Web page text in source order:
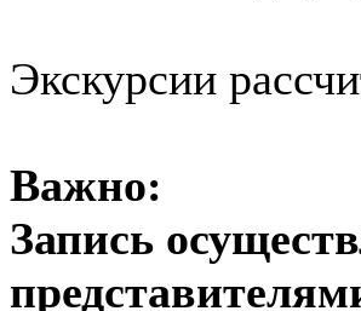
Экскурсии
Важно:
Запись